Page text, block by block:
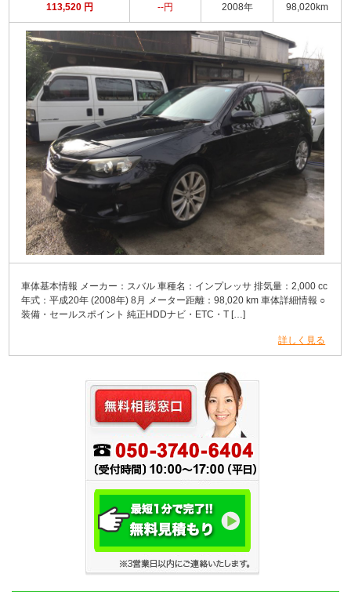
113,520 円 --円 2008年 98,020km
車体基本情報 メーカー：スバル 車種名：インプレッサ 排気量：2,000 cc
年式：平成20年 (2008年) 8月 メーター距離：98,020 km 車体詳細情報 ○
装備・セールスポイント 純正HDDナビ・ETC・T […]
詳しく見る